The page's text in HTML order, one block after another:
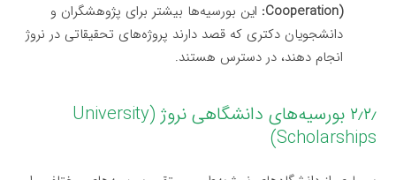
Cooperation): این بورسیه‌ها بیشتر برای پژوهشگران و
دانشجویان دکتری که قصد دارند پروژه‌های تحقیقاتی در نروژ
انجام دهند، در دسترس هستند.
۲٫۲٫ بورسیه‌های دانشگاهی نروژ (University
Scholarships)